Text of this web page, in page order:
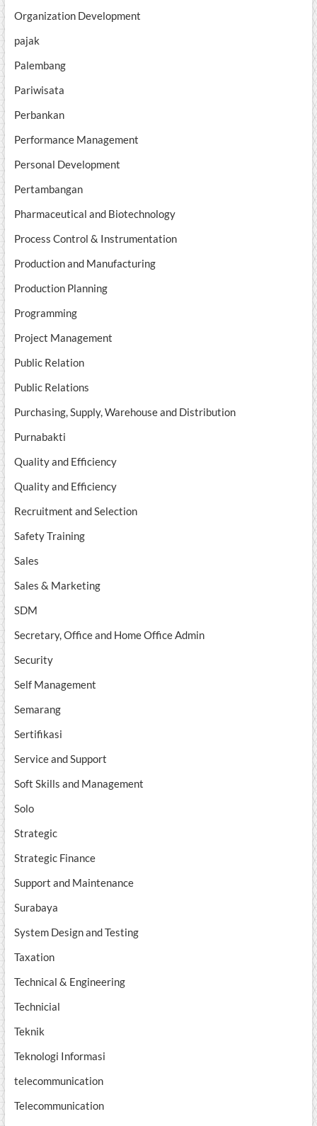
Organization Development
pajak
Palembang
Pariwisata
Perbankan
Performance Management
Personal Development
Pertambangan
Pharmaceutical and Biotechnology
Process Control & Instrumentation
Production and Manufacturing
Production Planning
Programming
Project Management
Public Relation
Public Relations
Purchasing, Supply, Warehouse and Distribution
Purnabakti
Quality and Efficiency
Quality and Efficiency
Recruitment and Selection
Safety Training
Sales
Sales & Marketing
SDM
Secretary, Office and Home Office Admin
Security
Self Management
Semarang
Sertifikasi
Service and Support
Soft Skills and Management
Solo
Strategic
Strategic Finance
Support and Maintenance
Surabaya
System Design and Testing
Taxation
Technical & Engineering
Technicial
Teknik
Teknologi Informasi
telecommunication
Telecommunication